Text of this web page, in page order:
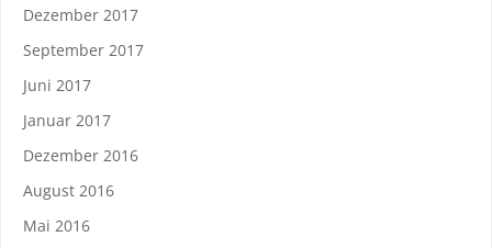
Dezember 2017
September 2017
Juni 2017
Januar 2017
Dezember 2016
August 2016
Mai 2016